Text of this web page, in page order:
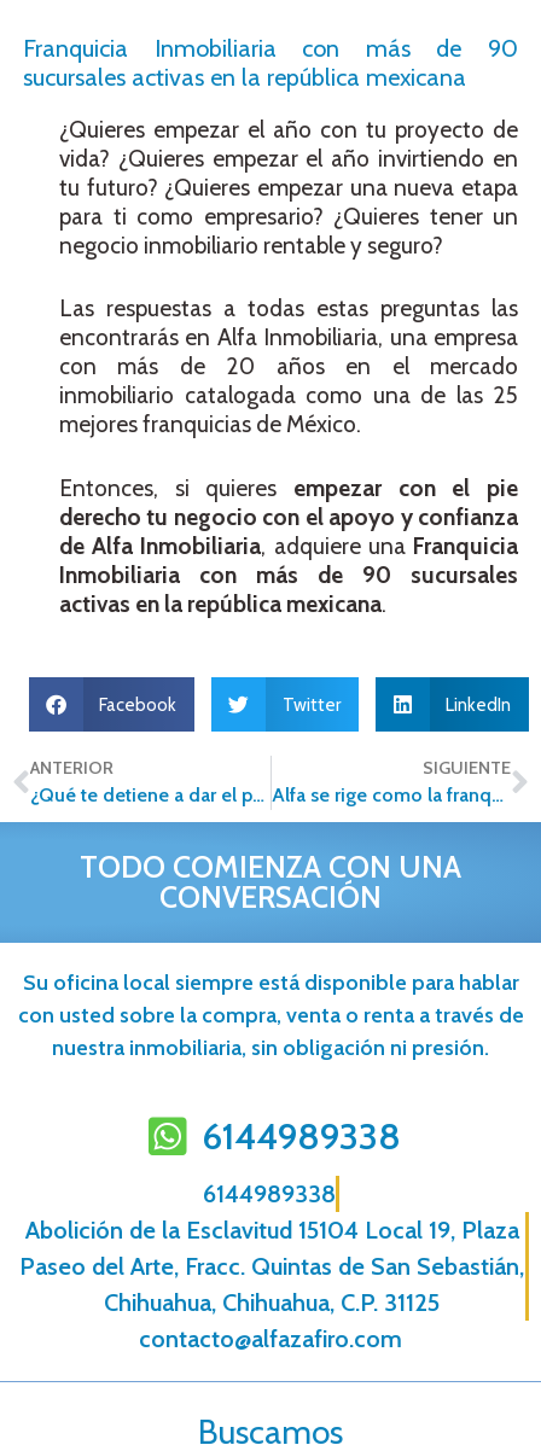
Franquicia Inmobiliaria con más de 90
sucursales activas en la república mexicana
¿Quieres empezar el año con tu proyecto de
vida? ¿Quieres empezar el año invirtiendo en
tu futuro? ¿Quieres empezar una nueva etapa
para ti como empresario? ¿Quieres tener un
negocio inmobiliario rentable y seguro?
Las respuestas a todas estas preguntas las
encontrarás en Alfa Inmobiliaria, una empresa
con más de 20 años en el mercado
inmobiliario catalogada como una de las 25
mejores franquicias de México.
Entonces, si quieres empezar con el pie
derecho tu negocio con el apoyo y confianza
de Alfa Inmobiliaria, adquiere una Franquicia
Inmobiliaria con más de 90 sucursales
activas en la república mexicana.
Facebook Twitter LinkedIn
ANTERIOR
¿Qué te detiene a dar el paso? ¡Atrévete a ser empresario!
SIGUIENTE
Alfa se rige como la franquicia inmobiliaria de México
TODO COMIENZA CON UNA
CONVERSACIÓN
Su oficina local siempre está disponible para hablar
con usted sobre la compra, venta o renta a través de
nuestra inmobiliaria, sin obligación ni presión.
6144989338
6144989338
Abolición de la Esclavitud 15104 Local 19, Plaza
Paseo del Arte, Fracc. Quintas de San Sebastián,
Chihuahua, Chihuahua, C.P. 31125
contacto@alfazafiro.com
Buscamos